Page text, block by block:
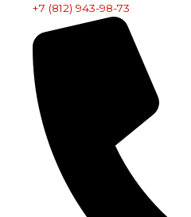
+7 (812) 943-98-73